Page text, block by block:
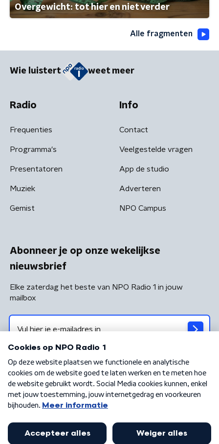
Overgewicht: tot hier en niet verder
Alle fragmenten
Wie luistert weet meer
Radio
Frequenties
Programma's
Presentatoren
Muziek
Gemist
Info
Contact
Veelgestelde vragen
App de studio
Adverteren
NPO Campus
Abonneer je op onze wekelijkse
nieuwsbrief
Elke zaterdag het beste van NPO Radio 1 in jouw
mailbox
Algemene voorwaarden